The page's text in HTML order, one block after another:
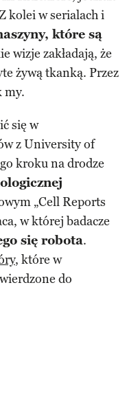
kolei w serialach i
które są
wizje zakładają, że
żywą tkanką. Przez
my.
się w
z University of
kroku na drodze
„Cell Reports
w której badacze
się robota.
, które w
do